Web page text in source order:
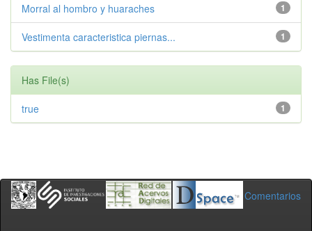
1
Morral al hombro y huaraches
1
Vestimenta caracteristica piernas...
Has File(s)
1
true
Comentarios